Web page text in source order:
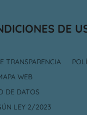
DE
TRANSPARENCIA
WEB
DE DATOS
LEY 2/2023